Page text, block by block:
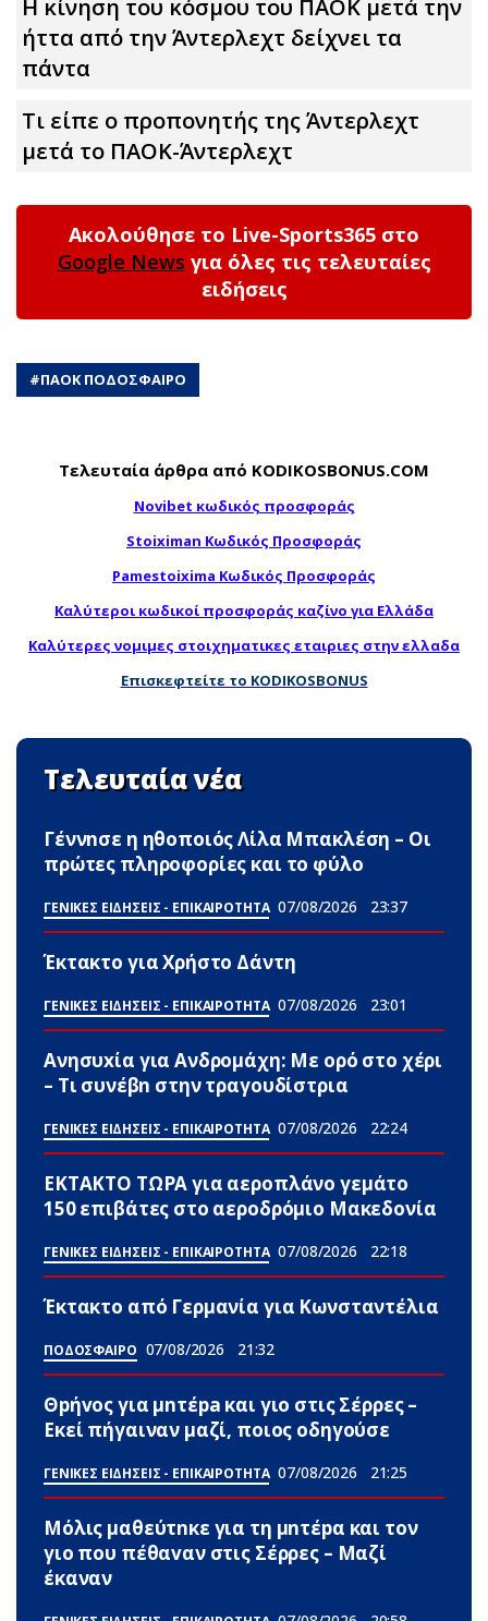
Η κίνηση του κόσμου του ΠΑΟΚ μετά την
ήττα από την Άντερλεχτ δείχνει τα
πάντα
Τι είπε ο προπονητής της Άντερλεχτ
μετά το ΠΑΟΚ-Άντερλεχτ
Ακολούθησε το Live-Sports365 στο
Google News για όλες τις τελευταίες
ειδήσεις
#ΠΑΟΚ ΠΟΔΟΣΦΑΙΡΟ
Τελευταία άρθρα από KODIKOSBONUS.COM
Novibet κωδικός προσφοράς
Stoiximan Κωδικός Προσφοράς
Pamestoixima Κωδικός Προσφοράς
Καλύτεροι κωδικοί προσφοράς καζίνο για Ελλάδα
Καλύτερες νομιμες στοιχηματικες εταιριες στην ελλαδα
Επισκεφτείτε το KODIKOSBONUS
Τελευταία νέα
Γέννnσε η ηθοποιός Λίλα Μπακλέση – Οι
πρώτες πληροφορίες και το φύλο
ΓΕΝΙΚΕΣ ΕΙΔΗΣΕΙΣ - ΕΠΙΚΑΙΡΟΤΗΤΑ 07/08/2026 23:37
Έκτακτο για Χρήστο Δάντη
ΓΕΝΙΚΕΣ ΕΙΔΗΣΕΙΣ - ΕΠΙΚΑΙΡΟΤΗΤΑ 07/08/2026 23:01
Ανησυxία για Ανδρομάχη: Με ορό στο χέρι
– Τι συνέβn στην τραγουδίστρια
ΓΕΝΙΚΕΣ ΕΙΔΗΣΕΙΣ - ΕΠΙΚΑΙΡΟΤΗΤΑ 07/08/2026 22:24
ΕΚΤΑΚΤΟ ΤΩΡΑ για αεροπλάνο γεμάτο
150 επιβάτες στο αεροδρόμιο Μακεδονία
ΓΕΝΙΚΕΣ ΕΙΔΗΣΕΙΣ - ΕΠΙΚΑΙΡΟΤΗΤΑ 07/08/2026 22:18
Έκτακτο από Γερμανία για Κωνσταντέλια
ΠΟΔΟΣΦΑΙΡΟ 07/08/2026 21:32
Θpήvος για μnτέpa και γιο στις Σέρρες –
Εκεί πήγαιναν μαζί, ποιος οδηγούσε
ΓΕΝΙΚΕΣ ΕΙΔΗΣΕΙΣ - ΕΠΙΚΑΙΡΟΤΗΤΑ 07/08/2026 21:25
Μόλις μαθεύτnκε για τη μnτέpα και τον
γιo που πέθαvαν στις Σέρρες – Μαζί
έκαναν